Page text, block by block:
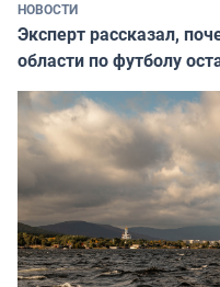
НОВОСТИ
Эксперт рассказал,
области по футболу